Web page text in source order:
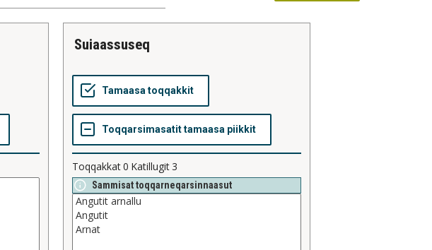
suiaassuseq
Toqqakkat0 Katillugit3
Sammisat toqqarneqarsinnaasut